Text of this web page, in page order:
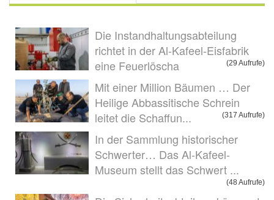
Die Instandhaltungsabteilung
richtet in der Al-Kafeel-Eisfabrik
eine Feuerlöscha
(29 Aufrufe)
Mit einer Million Bäumen … Der
Heilige Abbassitische Schrein
leitet die Schaffun...
(317 Aufrufe)
In der Sammlung historischer
Schwerter… Das Al-Kafeel-
Museum stellt das Schwert ...
(48 Aufrufe)